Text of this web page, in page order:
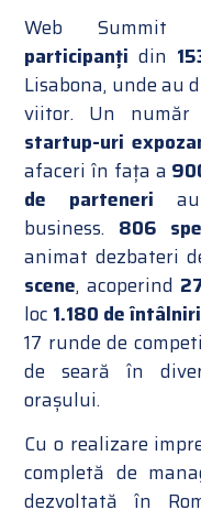
Web
participanți din
Lisabona, unde au
viitor. Un număr
startup-uri
afaceri în fața a
de parteneri
business. 806
animat dezbateri
scene, acoperind
loc 1.180 de întâlniri
17 runde de
de seară în
orașului.
Cu o realizare
completă de
dezvoltată în